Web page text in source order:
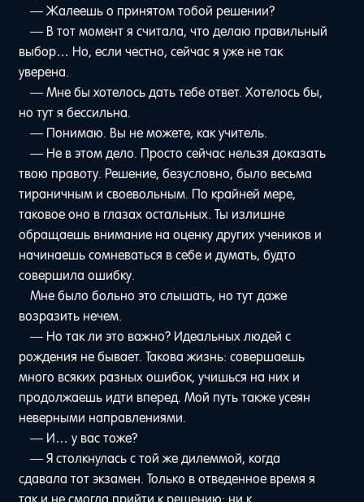
— Жалеешь о принятом тобой решении?
— В тот момент я считала, что делаю правильный
выбор… Но, если честно, сейчас я уже не так
уверена.
— Мне бы хотелось дать тебе ответ. Хотелось бы,
но тут я бессильна.
— Понимаю. Вы не можете, как учитель.
— Не в этом дело. Просто сейчас нельзя доказать
твою правоту. Решение, безусловно, было весьма
тираничным и своевольным. По крайней мере,
таковое оно в глазах остальных. Ты излишне
обращаешь внимание на оценку других учеников и
начинаешь сомневаться в себе и думать, будто
совершила ошибку.
Мне было больно это слышать, но тут даже
возразить нечем.
— Но так ли это важно? Идеальных людей с
рождения не бывает. Такова жизнь: совершаешь
много всяких разных ошибок, учишься на них и
продолжаешь идти вперед. Мой путь также усеян
неверными направлениями.
— И… у вас тоже?
— Я столкнулась с той же дилеммой, когда
сдавала тот экзамен. Только в отведенное время я